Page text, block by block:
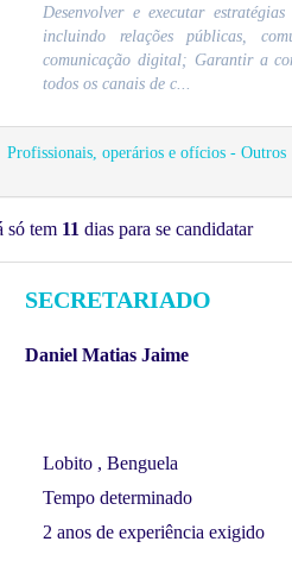
Desenvolver e executar
incluindo relações públicas,
comunicação digital; Garantir a
todos os canais de c...
Profissionais, operários e ofícios - Outros
só tem 11 dias para se candidatar
SECRETARIADO
Daniel Matias Jaime
Lobito , Benguela
Tempo determinado
2 anos de experiência exigido